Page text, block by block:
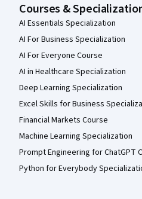
Courses &
AI Essentials Specialization
AI For Business Specialization
AI For Everyone Course
AI in Healthcare Specialization
Deep Learning Specialization
Excel Skills for Business
Financial Markets Course
Machine Learning Specialization
Prompt Engineering for ChatGPT
Python for Everybody